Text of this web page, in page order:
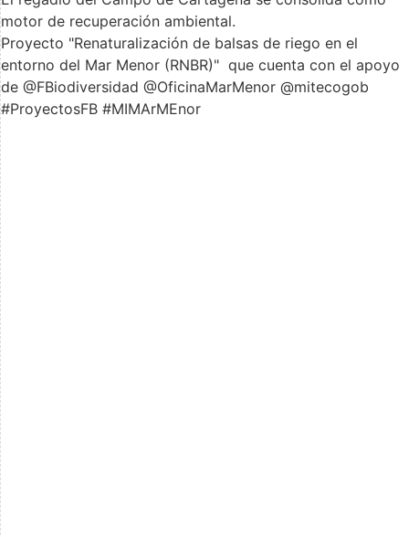
motor de recuperación ambiental.
Proyecto "Renaturalización de balsas de riego en el
entorno del Mar Menor (RNBR)" que cuenta con el apoyo
de @FBiodiversidad @OficinaMarMenor @mitecogob
#ProyectosFB #MIMArMEnor